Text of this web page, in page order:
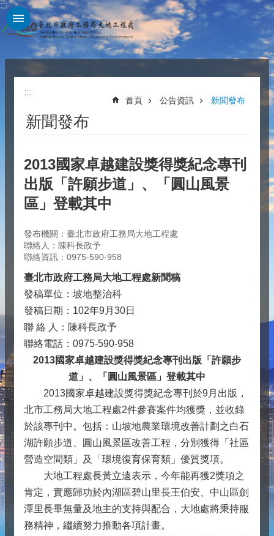
跳到主要內容區塊
:::
:::
首頁 公告資訊 新聞發布
新聞發布
2013國家卓越建設獎得獎紀念專刊
出版「許願步道」、「圓山風景
區」登載其中
發布機關：臺北市政府工務局大地工程處
聯絡人：陳科長政予
聯絡資訊：0975-590-958
臺北市政府工務局大地工程處新聞稿
發稿單位：坡地整治科
發稿日期：102年9月30日
聯 絡 人：陳科長政予
聯絡電話：0975-590-958
2013國家卓越建設獎得獎紀念專刊出版「許願步
道」、「圓山風景區」登載其中
2013國家卓越建設獎得獎紀念專刊於9月出版，
北市工務局大地工程處2件參賽案件均獲獎，並收錄
於該專刊中。包括：山坡地農業環境改善計劃之白石
湖許願步道、圓山風景區改善工程，分別獲得「社區
營造空間類」及「環境復育保育類」優質獎項。
大地工程處長黃立遠表示，今年能再獲2獎項之
肯定，實應歸功於內湖區碧山里長王伯安、中山區劍
潭里長畢無量及地主的支持與配合，大地處將秉持服
務精神，繼續努力推動各項計畫。